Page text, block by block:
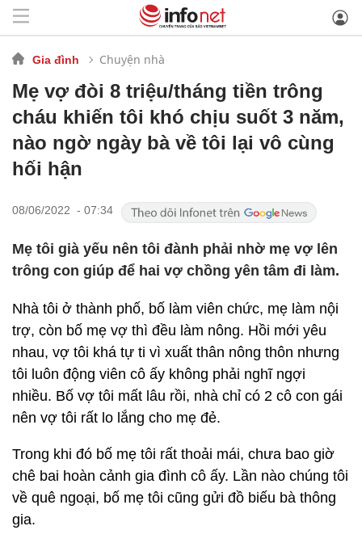
Gia đình Chuyện nhà
Mẹ vợ đòi 8 triệu/tháng tiền trông
cháu khiến tôi khó chịu suốt 3 năm,
nào ngờ ngày bà về tôi lại vô cùng
hối hận
08/06/2022 - 07:34
Mẹ tôi già yếu nên tôi đành phải nhờ mẹ vợ lên
trông con giúp để hai vợ chồng yên tâm đi làm.
Nhà tôi ở thành phố, bố làm viên chức, mẹ làm nội
trợ, còn bố mẹ vợ thì đều làm nông. Hồi mới yêu
nhau, vợ tôi khá tự ti vì xuất thân nông thôn nhưng
tôi luôn động viên cô ấy không phải nghĩ ngợi
nhiều. Bố vợ tôi mất lâu rồi, nhà chỉ có 2 cô con gái
nên vợ tôi rất lo lắng cho mẹ đẻ.
Trong khi đó bố mẹ tôi rất thoải mái, chưa bao giờ
chê bai hoàn cảnh gia đình cô ấy. Lần nào chúng tôi
về quê ngoại, bố mẹ tôi cũng gửi đồ biếu bà thông
gia.